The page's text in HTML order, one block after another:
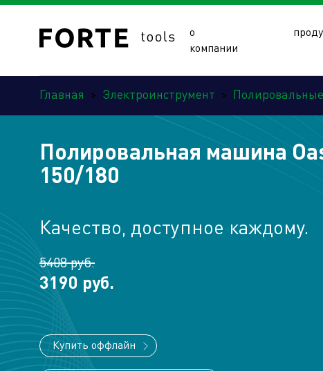
о
компании
Главная > Электроинструмент >
Полировальная машина
150/180
Качество, доступное каждому.
5408 руб.
3190 руб.
Купить оффлайн